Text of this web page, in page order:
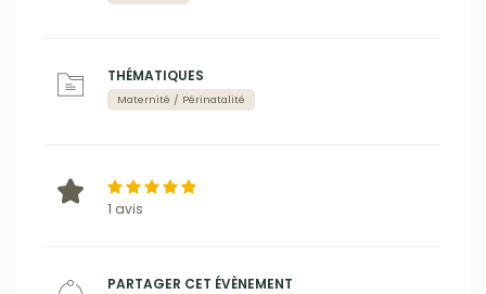
THÉMATIQUES
Maternité / Périnatalité
1 avis
PARTAGER CET ÉVÈNEMENT